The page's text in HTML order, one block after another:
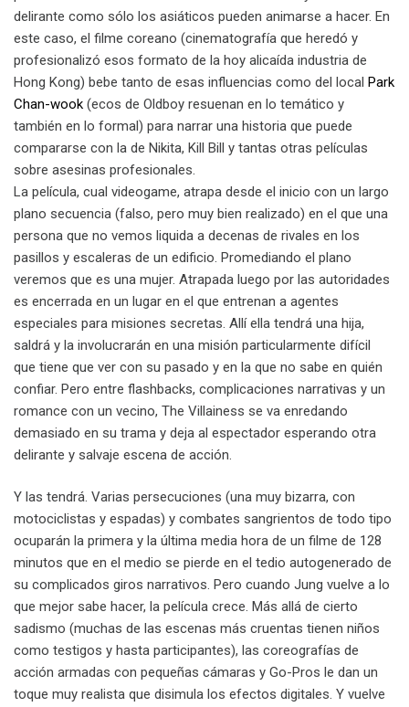
delirante como sólo los asiáticos pueden animarse a hacer. En
este caso, el filme coreano (cinematografía que heredó y
profesionalizó esos formato de la hoy alicaída industria de
Hong Kong) bebe tanto de esas influencias como del local Park
Chan-wook (ecos de Oldboy resuenan en lo temático y
también en lo formal) para narrar una historia que puede
compararse con la de Nikita, Kill Bill y tantas otras películas
sobre asesinas profesionales.
La película, cual videogame, atrapa desde el inicio con un largo
plano secuencia (falso, pero muy bien realizado) en el que una
persona que no vemos liquida a decenas de rivales en los
pasillos y escaleras de un edificio. Promediando el plano
veremos que es una mujer. Atrapada luego por las autoridades
es encerrada en un lugar en el que entrenan a agentes
especiales para misiones secretas. Allí ella tendrá una hija,
saldrá y la involucrarán en una misión particularmente difícil
que tiene que ver con su pasado y en la que no sabe en quién
confiar. Pero entre flashbacks, complicaciones narrativas y un
romance con un vecino, The Villainess se va enredando
demasiado en su trama y deja al espectador esperando otra
delirante y salvaje escena de acción.
Y las tendrá. Varias persecuciones (una muy bizarra, con
motociclistas y espadas) y combates sangrientos de todo tipo
ocuparán la primera y la última media hora de un filme de 128
minutos que en el medio se pierde en el tedio autogenerado de
su complicados giros narrativos. Pero cuando Jung vuelve a lo
que mejor sabe hacer, la película crece. Más allá de cierto
sadismo (muchas de las escenas más cruentas tienen niños
como testigos y hasta participantes), las coreografías de
acción armadas con pequeñas cámaras y Go-Pros le dan un
toque muy realista que disimula los efectos digitales. Y vuelve